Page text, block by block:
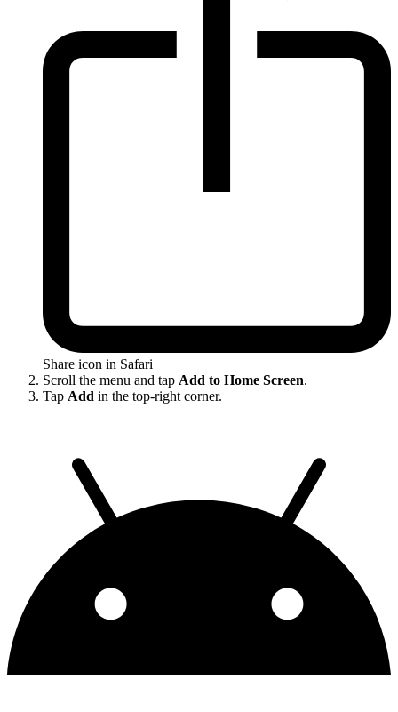
Share icon in Safari
Scroll the menu and tap Add to Home Screen.
Tap Add in the top-right corner.